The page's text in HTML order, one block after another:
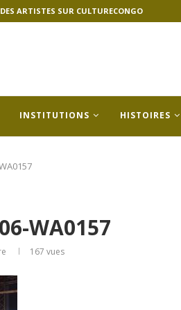
ARTISTES SUR CULTURECONGO
INSTITUTIONS HISTOIRES
WA0157
167 vues